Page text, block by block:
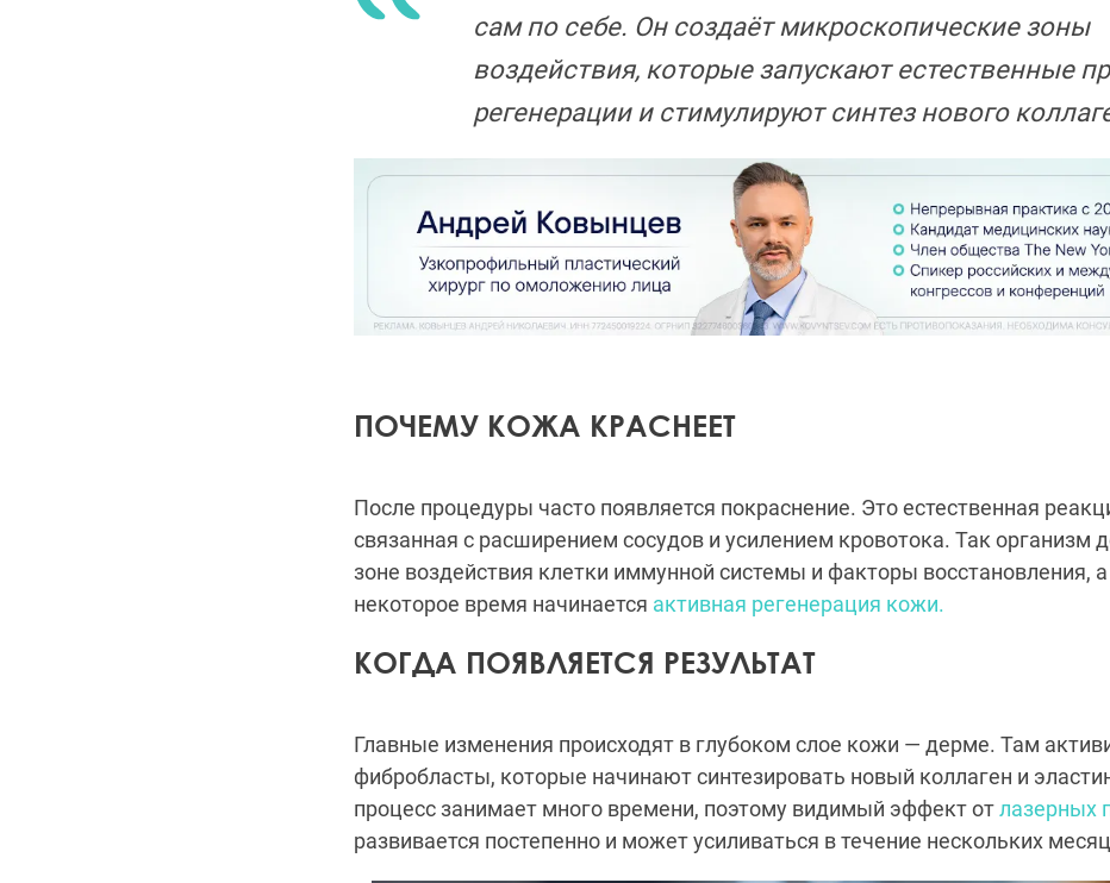
сам по себе. Он создаёт микроскопические зоны
воздействия, которые запускают естественные
регенерации и стимулируют синтез нового
ПОЧЕМУ КОЖА КРАСНЕЕТ
После процедуры часто появляется покраснение. Это естественная
связанная с расширением сосудов и усилением кровотока. Так организм
зоне воздействия клетки иммунной системы и факторы восстановления,
некоторое время начинается активная регенерация кожи.
КОГДА ПОЯВЛЯЕТСЯ РЕЗУЛЬТАТ
Главные изменения происходят в глубоком слое кожи — дерме. Там
фибробласты, которые начинают синтезировать новый коллаген и
процесс занимает много времени, поэтому видимый эффект отлазерных
развивается постепенно и может усиливаться в течение нескольких